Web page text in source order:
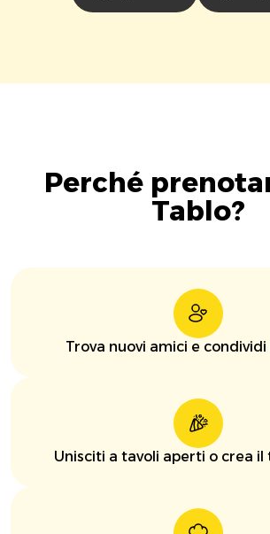
Perché
Tablo?
Trova nuovi amici e
Unisciti a tavoli aperti o crea il